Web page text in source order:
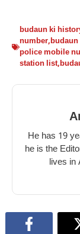
budaun ki
number,
police mobile
station list,
He has 19
he is the
lives in